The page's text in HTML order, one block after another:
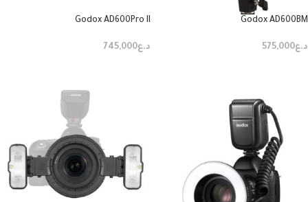
Godox AD600BM
د.ع575,000
Godox AD600Pro II
د.ع745,000